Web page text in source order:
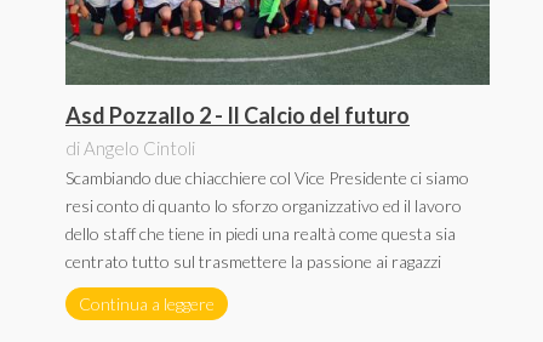
Asd Pozzallo 2 - Il Calcio del futuro
di Angelo Cintoli
Scambiando due chiacchiere col Vice Presidente ci siamo
resi conto di quanto lo sforzo organizzativo ed il lavoro
dello staff che tiene in piedi una realtà come questa sia
centrato tutto sul trasmettere la passione ai ragazzi
Continua a leggere